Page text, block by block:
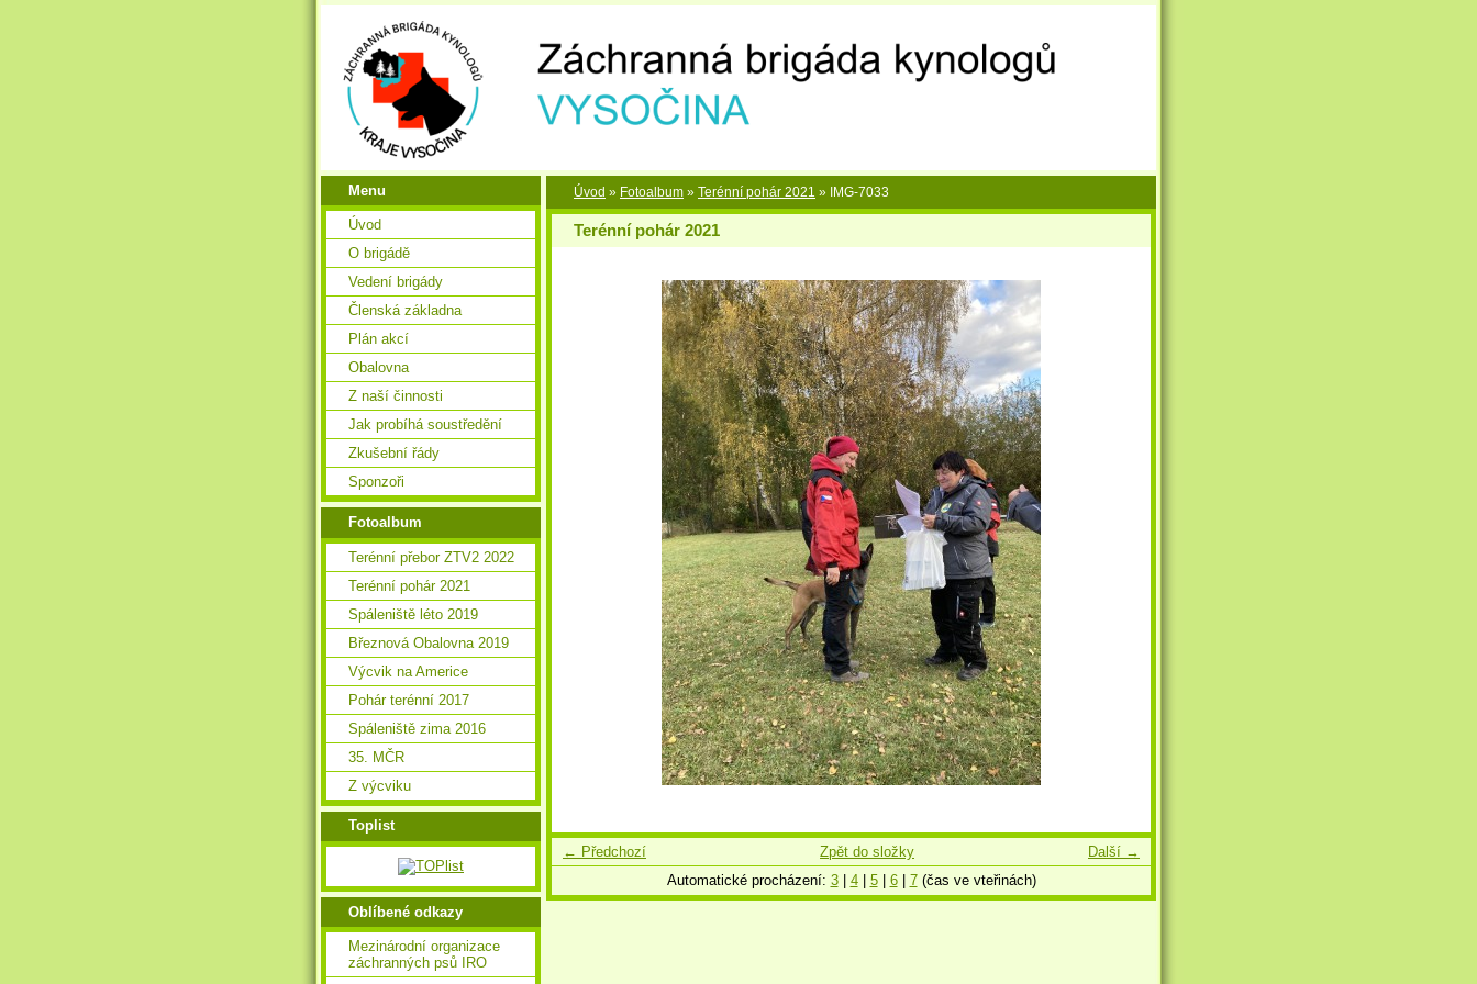
Úvod » Fotoalbum » Terénní pohár 2021 » IMG-7033
Terénní pohár 2021
← Předchozí Další →
Zpět do složky
Automatické procházení: 3| 4| 5| 6| 7(čas ve vteřinách)
Menu
Úvod
O brigádě
Vedení brigády
Členská základna
Plán akcí
Obalovna
Z naší činnosti
Jak probíhá soustředění
Zkušební řády
Sponzoři
Fotoalbum
Terénní přebor ZTV2 2022
Terénní pohár 2021
Spáleniště léto 2019
Březnová Obalovna 2019
Výcvik na Americe
Pohár terénní 2017
Spáleniště zima 2016
35. MČR
Z výcviku
Toplist
Oblíbené odkazy
Mezinárodní organizace
záchranných psů IRO